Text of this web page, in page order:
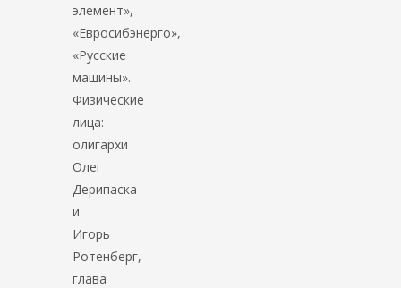
элемент»,
«Евросибэнерго»,
«Русские
машины».
Физические
лица:
олигархи
Олег
Дерипаска
и
Игорь
Ротенберг,
глава